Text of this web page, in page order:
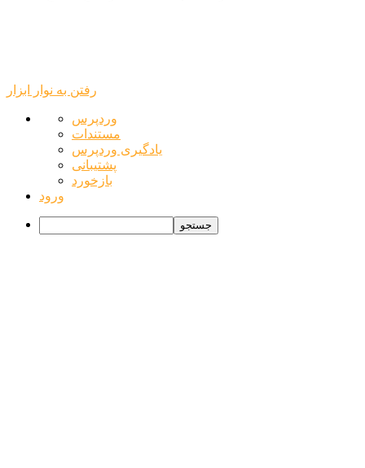
رفتن به نوار ابزار
درباره
وردپرس
وردپرس
مستندات
یادگیری وردپرس
پشتیبانی
بازخورد
ورود
جستجو